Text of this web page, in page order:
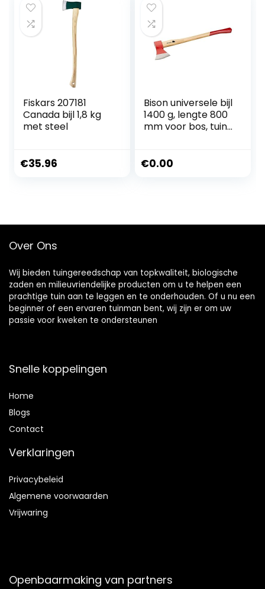
draagbare
beschermende
schede inclusief
(LX-V18S)
Fiskars 207181
Canada bijl 1,8 kg
met steel
€35.96
Bison universele bijl
1400 g, lengte 800
mm voor bos, tuin
€0.00
Over Ons
Wij bieden tuingereedschap van topkwaliteit, biologische
zaden en milieuvriendelijke producten om u te helpen een
prachtige tuin aan te leggen en te onderhouden. Of u nu een
beginner of een ervaren tuinman bent, wij zijn er om uw
passie voor kweken te ondersteunen
Snelle koppelingen
Home
Blogs
Contact
Verklaringen
Privacybeleid
Algemene voorwaarden
Vrijwaring
Openbaarmaking van partners